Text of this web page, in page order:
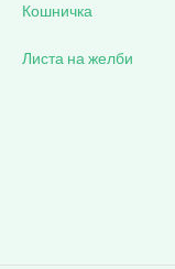
Кошничка
Листа на желби